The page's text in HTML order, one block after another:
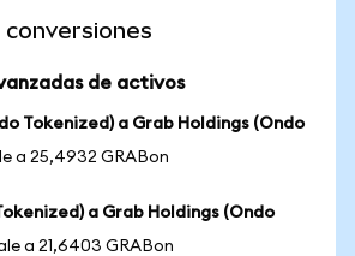
de activos
Tokenized) a Grab Holdings (Ondo
a 25,4932 GRABon
a Grab Holdings (Ondo
a 21,6403 GRABon